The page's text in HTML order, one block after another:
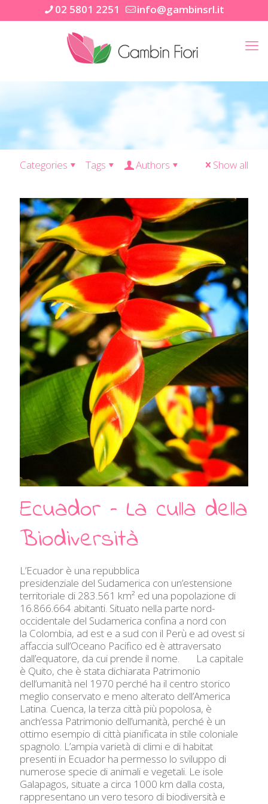
02 5801 2251 info@gambinsrl.it
Categories Tags Authors Show all
Ecuador – La culla della
Biodiversità
L’Ecuador è una repubblica
presidenziale del Sudamerica con un’estensione
territoriale di 283.561 km² ed una popolazione di
16.866.664 abitanti. Situato nella parte nord-
occidentale del Sudamerica confina a nord con
la Colombia, ad est e a sud con il Perù e ad ovest si
affaccia sull’Oceano Pacifico ed è attraversato
dall’equatore, da cui prende il nome. La capitale
è Quito, che è stata dichiarata Patrimonio
dell’umanità nel 1970 perché ha il centro storico
meglio conservato e meno alterato dell’America
Latina. Cuenca, la terza città più popolosa, è
anch’essa Patrimonio dell’umanità, perché è un
ottimo esempio di città pianificata in stile coloniale
spagnolo. L’ampia varietà di climi e di habitat
presenti in Ecuador ha permesso lo sviluppo di
numerose specie di animali e vegetali. Le isole
Galapagos, situate a circa 1000 km dalla costa,
rappresentano un vero tesoro di biodiversità e